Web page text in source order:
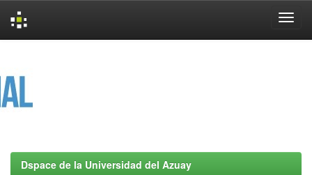
Dspace de la Universidad del Azuay